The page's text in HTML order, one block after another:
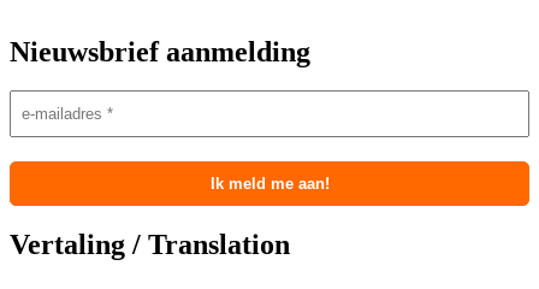
Nieuwsbrief aanmelding
Vertaling / Translation